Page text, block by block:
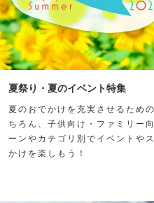
夏祭り・夏のイベント特集
夏のおでかけを充実させるため
ちろん、子供向け・ファミリー
ーンやカテゴリ別でイベントや
かけを楽しもう！